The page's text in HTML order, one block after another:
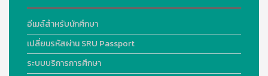
อีเมล์สำหรับนักศึกษา
เปลี่ยนรหัสผ่าน SRU Passport
ระบบบริการการศึกษา